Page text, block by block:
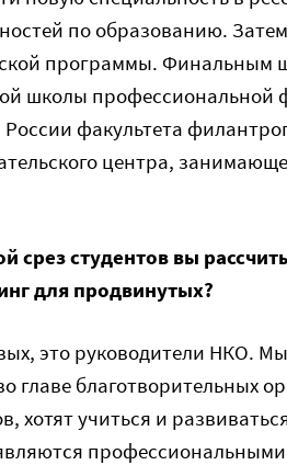
по образованию.
программы. Финальным
школы профессиональной
России факультета
центра,
срез студентов вы
для продвинутых?
это руководители НКО.
главе благотворительных
хотят учиться и